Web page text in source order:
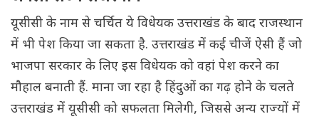
यूसीसी के नाम से चर्चित ये विधेयक उत्तराखंड के बाद राजस्थान
में भी पेश किया जा सकता है. उत्तराखंड में कई चीजें ऐसी हैं जो
भाजपा सरकार के लिए इस विधेयक को वहां पेश करने का
मौहाल बनाती हैं. माना जा रहा है हिंदुओं का गढ़ होने के चलते
उत्तराखंड में यूसीसी को सफलता मिलेगी, जिससे अन्य राज्यों में